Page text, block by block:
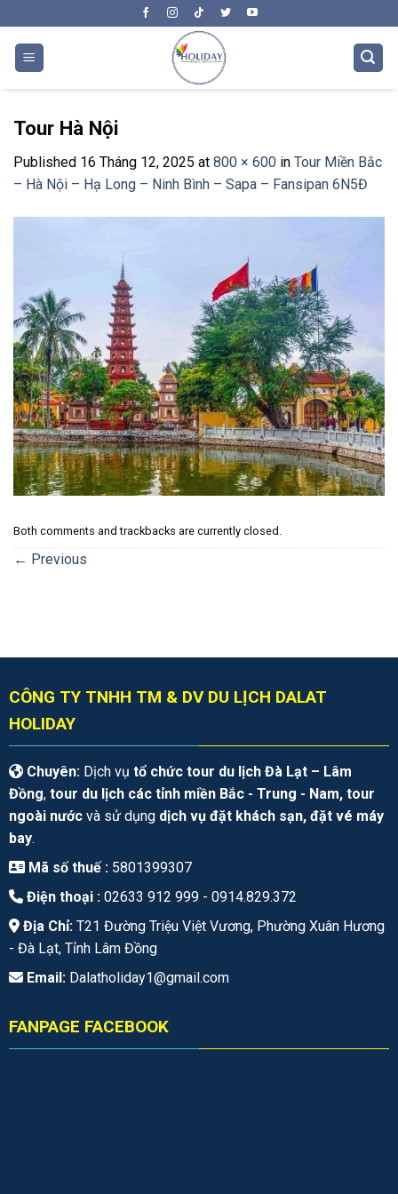
to
content
Tour Hà Nội
Published 16 Tháng 12, 2025 at 800 × 600 in Tour Miền Bắc
– Hà Nội – Hạ Long – Ninh Bình – Sapa – Fansipan 6N5Đ
Both comments and trackbacks are currently closed.
← Previous
CÔNG TY TNHH TM & DV DU LỊCH DALAT
HOLIDAY
Chuyên:Dịch vụ tổ chức tour du lịch Đà Lạt – Lâm
Đồng, tour du lịch các tỉnh miền Bắc - Trung - Nam, tour
ngoài nướcvà sử dụng dịch vụ đặt khách sạn, đặt vé máy
bay.
Mã số thuế : 5801399307
Điện thoại : 02633 912 999 - 0914.829.372
Địa Chỉ: T21 Đường Triệu Việt Vương, Phường Xuân Hương
- Đà Lạt, Tỉnh Lâm Đồng
Email: Dalatholiday1@gmail.com
FANPAGE FACEBOOK